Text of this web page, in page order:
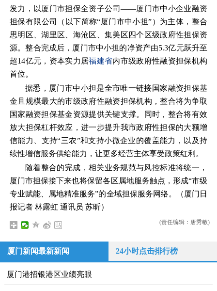
发力，以厦门市担保全资子公司——厦门市中小企业融资
担保有限公司（以下简称“厦门市中小担”）为主体，整合
思明区、湖里区、海沧区、集美区四个区级政府性担保资
源。整合完成后，厦门市中小担的净资产由5.3亿元跃升至
超14亿元，资本实力居福建省内市级政府性融资担保机构
首位。
据悉，厦门市中小担是全市唯一链接国家融资担保基
金且规模最大的市级政府性融资担保机构，整合将为争取
国家融资担保基金资源提供关键支撑。同时，整合将有效
放大担保杠杆效应，进一步提升我市政府性担保的大额增
信能力、支持“三农”和支持小微企业的覆盖能力，以及持
续性增信服务供给能力，让更多经营主体享受政策红利。
随着整合的完成，相关业务规范与风控标准将统一，
厦门市担保接下来也将保留各区属地服务触点，形成“市级
专业赋能、属地精准服务”的全域担保服务网络。（厦门日
报记者 林露虹 通讯员 苏昕）
(责任编辑：唐秀敏)
厦门新闻最新新闻 24小时点击排行榜
厦门港招银港区业绩亮眼